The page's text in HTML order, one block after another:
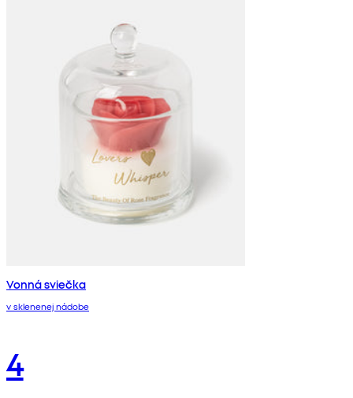
Vonná sviečka
v sklenenej nádobe
4